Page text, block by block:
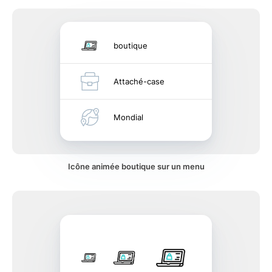
boutique
Attaché-case
Mondial
Icône animée boutique sur un menu